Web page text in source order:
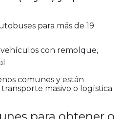
para más de 19
con remolque,
comunes y están
masivo o logística
para obtener o